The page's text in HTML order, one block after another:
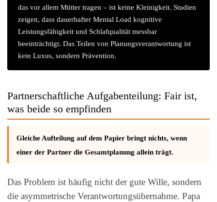
das vor allem Mütter tragen – ist keine Kleinigkeit. Studien
zeigen, dass dauerhafter Mental Load kognitive
Leistungsfähigkeit und Schlafqualität messbar
beeinträchtigt. Das Teilen von Planungsverantwortung ist
kein Luxus, sondern Prävention.
Partnerschaftliche Aufgabenteilung: Fair ist,
was beide so empfinden
Gleiche Aufteilung auf dem Papier bringt nichts, wenn
einer der Partner die Gesamtplanung allein trägt.
Das Problem ist häufig nicht der gute Wille, sondern
die asymmetrische Verantwortungsübernahme. Papa